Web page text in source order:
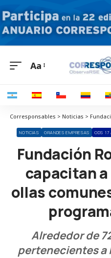
Aa
NOTICIAS GRANDES EMPRESAS ODS 17
Fundación
capacitan
ollas
Alrededor de
pertenecientes a